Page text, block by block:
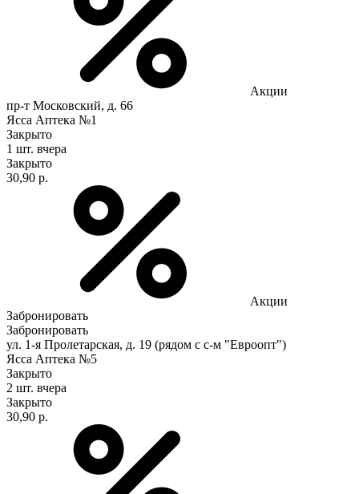
Акции
пр-т Московский, д. 66
Ясса Аптека №1
Закрыто
1 шт. вчера
Закрыто
30,90 р.
Акции
Забронировать
Забронировать
ул. 1-я Пролетарская, д. 19 (рядом с с-м "Евроопт")
Ясса Аптека №5
Закрыто
2 шт. вчера
Закрыто
30,90 р.